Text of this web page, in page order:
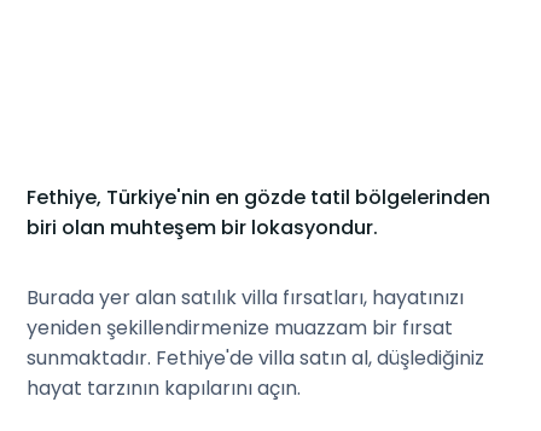
Fethiye, Türkiye'nin en gözde tatil bölgelerinden
biri olan muhteşem bir lokasyondur.
Burada yer alan satılık villa fırsatları, hayatınızı
yeniden şekillendirmenize muazzam bir fırsat
sunmaktadır. Fethiye'de villa satın al, düşlediğiniz
hayat tarzının kapılarını açın.